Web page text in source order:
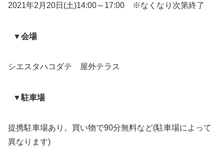
2021年2月20日(土)14:00～17:00 ※なくなり次第終了
▼会場
シエスタハコダテ 屋外テラス
▼駐車場
提携駐車場あり。買い物で90分無料など(駐車場によって
異なります)